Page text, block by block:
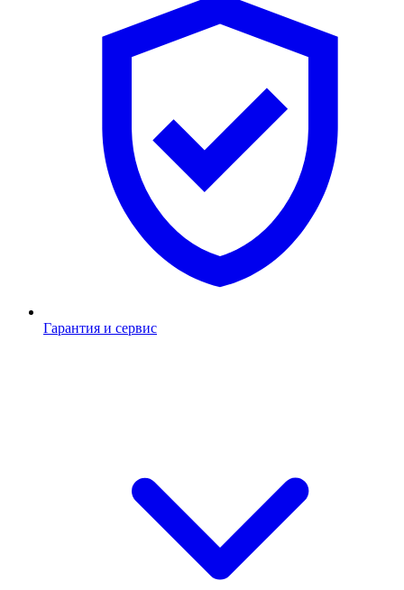
Гарантия и сервис